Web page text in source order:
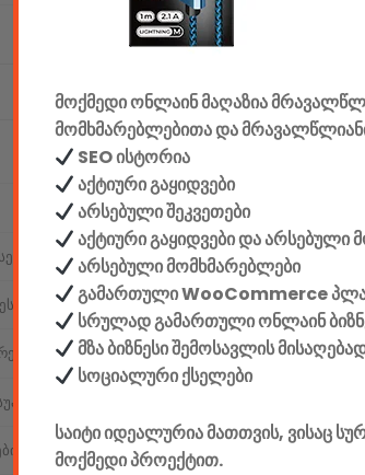
მოქმედი ონლაინ მაღაზია
მომხმარებლებითა და
SEO ისტორია
აქტიური გაყიდვები
არსებული შეკვეთები
აქტიური გაყიდვები და არსებული
არსებული მომხმარებლები
გამართული WooCommerce
სრულად გამართული ონლაინ
მზა ბიზნესი შემოსავლის
სოციალური ქსელები
საიტი იდეალურია მათთვის, ვისაც
მოქმედი პროექტით.